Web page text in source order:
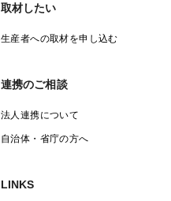
取材したい
生産者への取材を申し込む
連携のご相談
法人連携について
自治体・省庁の方へ
LINKS